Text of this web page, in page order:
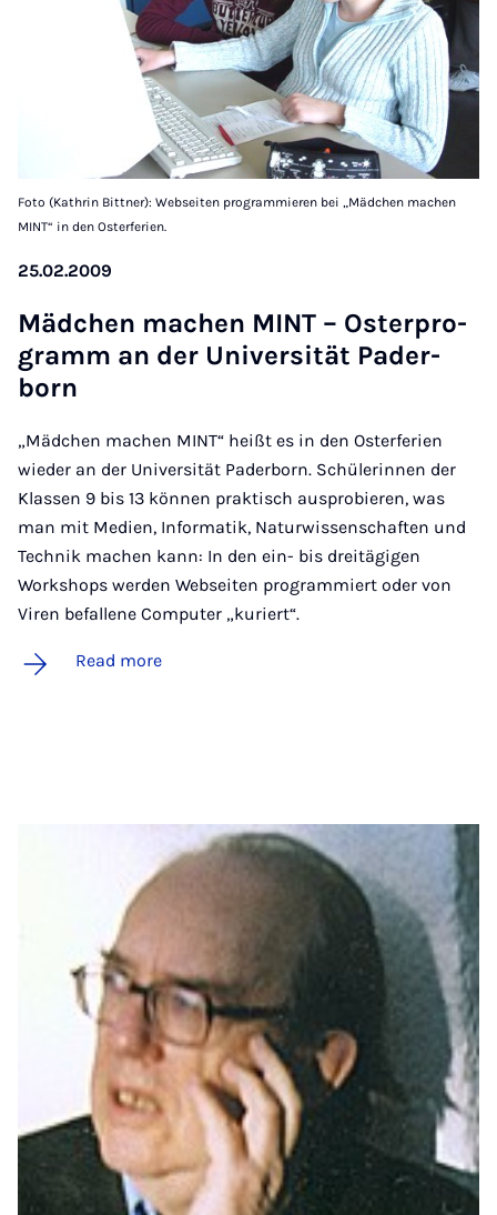
Foto (Kathrin Bittner): Webseiten programmieren bei „Mädchen machen
MINT“ in den Osterferien.
25.02.2009
Mäd­chen machen MINT – Os­ter­pro­
gramm an der Uni­versität Pader­
born
„Mädchen machen MINT“ heißt es in den Osterferien
wieder an der Universität Paderborn. Schülerinnen der
Klassen 9 bis 13 können praktisch ausprobieren, was
man mit Medien, Informatik, Naturwissenschaften und
Technik machen kann: In den ein- bis dreitägigen
Workshops werden Webseiten programmiert oder von
Viren befallene Computer „kuriert“.
Read more